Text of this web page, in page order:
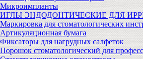
Микроимпланты
ИГЛЫ ЭНДОДОНТИЧЕСКИЕ ДЛЯ
Маркировка для стоматологических
Артикуляционная бумага
Фиксаторы для нагрудных салфеток
Порошок стоматологический для